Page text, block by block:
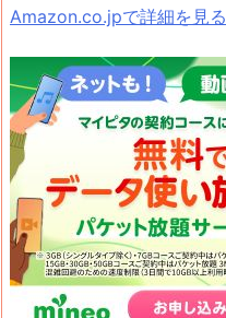
Amazon.co.jpで詳細を見る